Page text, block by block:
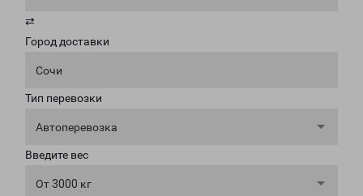
⇄
Город доставки
Сочи
Тип перевозки
Автоперевозка
Введите вес
От 3000 кг